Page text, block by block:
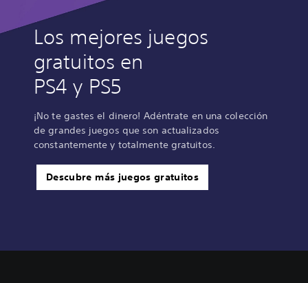
Los mejores juegos
gratuitos en
PS4 y PS5
¡No te gastes el dinero! Adéntrate en una colección
de grandes juegos que son actualizados
constantemente y totalmente gratuitos.
Descubre más juegos gratuitos